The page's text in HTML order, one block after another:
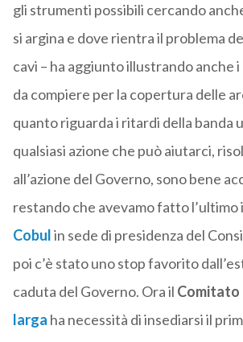
gli strumenti possibili cercando
si argina e dove rientra il problema
cavi – ha aggiunto illustrando anche
da compiere per la copertura delle
quanto riguarda i ritardi della banda
qualsiasi azione che può aiutarci,
all’azione del Governo, sono bene
restando che avevamo fatto
Cobulin sede di presidenza del
poi c’è stato uno stop favorito
caduta del Governo. Ora il Comitato
larga ha necessità di insediarsi il